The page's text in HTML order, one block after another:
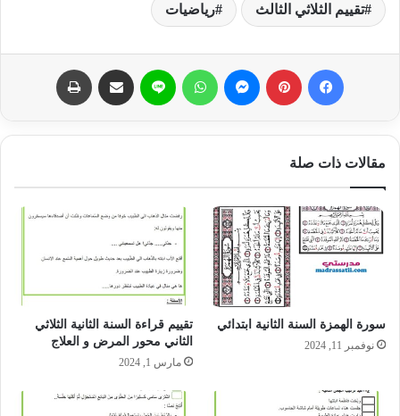
تقييم الثلاثي الثالث رياضيات
مقالات ذات صلة
سورة الهمزة السنة الثانية ابتدائي
نوفمبر 11, 2024
تقييم قراءة السنة الثانية الثلاثي
الثاني محور المرض و العلاج
مارس 1, 2024